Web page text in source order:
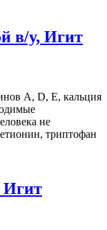
в/у, Игит
A, D, E, кальция
не
триптофан
Игит